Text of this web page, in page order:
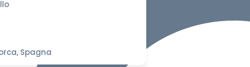
Spagna